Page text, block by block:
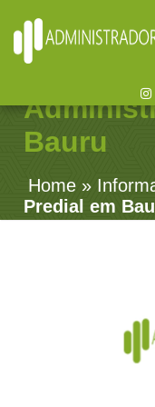
Bauru
Home »
Predial em